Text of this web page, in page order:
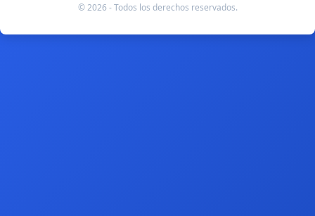
© 2026 - Todos los derechos reservados.